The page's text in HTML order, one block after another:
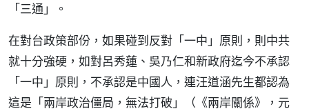
「三通」。
在對台政策部份，如果碰到反對「一中」原則，則中共
就十分強硬，如對呂秀蓮、吳乃仁和新政府迄今不承認
「一中」原則，不承認是中國人，連汪道涵先生都認為
這是「兩岸政治僵局，無法打破」（《兩岸關係》，元